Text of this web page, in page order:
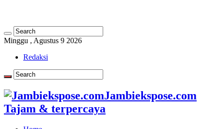
Minggu , Agustus 9 2026
Redaksi
Jambiekspose.com
Tajam & terpercaya